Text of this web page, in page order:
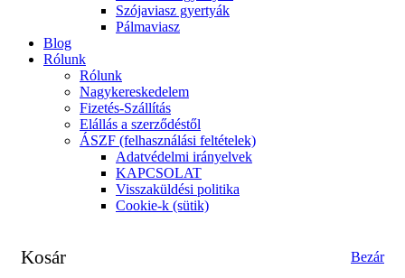
Szójaviasz gyertyák
Pálmaviasz
Blog
Rólunk
Rólunk
Nagykereskedelem
Fizetés-Szállítás
Elállás a szerződéstől
ÁSZF (felhasználási feltételek)
Adatvédelmi irányelvek
KAPCSOLAT
Visszaküldési politika
Cookie-k (sütik)
Kosár Bezár